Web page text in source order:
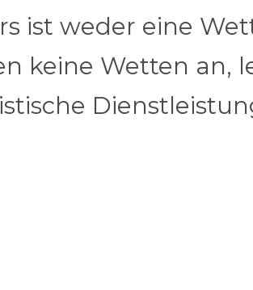
ist weder eine
keine Wetten an,